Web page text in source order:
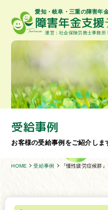
愛知・岐阜・三重の障害年
運営：社会保険労務士事務所
受給事例
お客様の受給事例をご紹介しま
HOME 受給事例 『慢性疲労症候群